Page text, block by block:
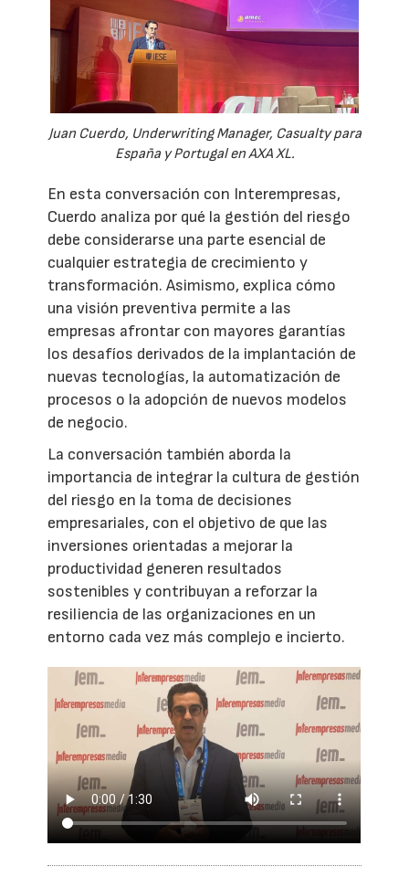
Juan Cuerdo, Underwriting Manager, Casualty para
España y Portugal en AXA XL.
En esta conversación con Interempresas,
Cuerdo analiza por qué la gestión del riesgo
debe considerarse una parte esencial de
cualquier estrategia de crecimiento y
transformación. Asimismo, explica cómo
una visión preventiva permite a las
empresas afrontar con mayores garantías
los desafíos derivados de la implantación de
nuevas tecnologías, la automatización de
procesos o la adopción de nuevos modelos
de negocio.
La conversación también aborda la
importancia de integrar la cultura de gestión
del riesgo en la toma de decisiones
empresariales, con el objetivo de que las
inversiones orientadas a mejorar la
productividad generen resultados
sostenibles y contribuyan a reforzar la
resiliencia de las organizaciones en un
entorno cada vez más complejo e incierto.